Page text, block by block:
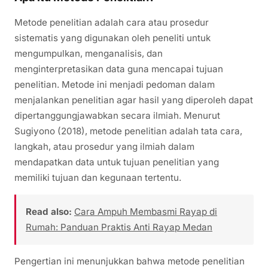
Metode penelitian adalah cara atau prosedur
sistematis yang digunakan oleh peneliti untuk
mengumpulkan, menganalisis, dan
menginterpretasikan data guna mencapai tujuan
penelitian. Metode ini menjadi pedoman dalam
menjalankan penelitian agar hasil yang diperoleh dapat
dipertanggungjawabkan secara ilmiah. Menurut
Sugiyono (2018), metode penelitian adalah tata cara,
langkah, atau prosedur yang ilmiah dalam
mendapatkan data untuk tujuan penelitian yang
memiliki tujuan dan kegunaan tertentu.
Read also: Cara Ampuh Membasmi Rayap di
Rumah: Panduan Praktis Anti Rayap Medan
Pengertian ini menunjukkan bahwa metode penelitian